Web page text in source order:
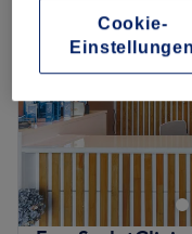
Freitag
Samstag
Sonntag
Willkommen bei
Dieser Salon bietet
Dienstleistungen wie
Lass dich
Cookie-
Einstellungen